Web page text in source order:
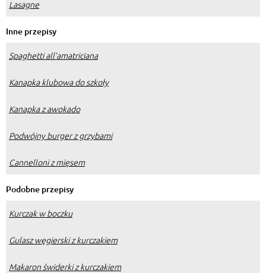
Lasagne
Inne przepisy
Spaghetti all’amatriciana
Kanapka klubowa do szkoły
Kanapka z awokado
Podwójny burger z grzybami
Cannelloni z mięsem
Podobne przepisy
Kurczak w boczku
Gulasz węgierski z kurczakiem
Makaron świderki z kurczakiem